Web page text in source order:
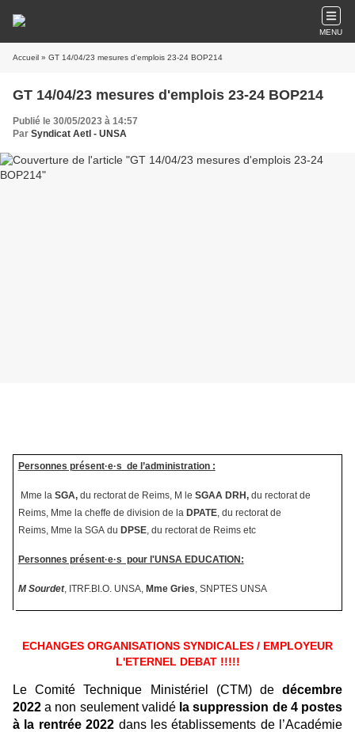
MENU
Accueil » GT 14/04/23 mesures d'emplois 23-24 BOP214
GT 14/04/23 mesures d'emplois 23-24 BOP214
Publié le 30/05/2023 à 14:57
Par Syndicat AetI - UNSA
Personnes présent·e·s de l’administration :
Mme la SGA, du rectorat de Reims, M le SGAA DRH, du rectorat de
Reims, Mme la cheffe de division de la DPATE, du rectorat de
Reims, Mme la SGA du DPSE, du rectorat de Reims etc
Personnes présent·e·s pour l'UNSA EDUCATION:
M Sourdet, ITRF.BI.O. UNSA, Mme Gries, SNPTES UNSA
ECHANGES ORGANISATIONS SYNDICALES / EMPLOYEUR
L'ETERNEL DEBAT !!!!!
Le Comité Technique Ministériel (CTM) dedécembre
2022 a non seulement validé la suppression de 4 postes
à la rentrée 2022 dans les établissements de l’Académie